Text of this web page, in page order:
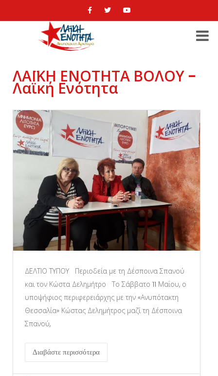
ΛΑΪΚΗ ΕΝΟΤΗΤΑ ΒΟΛΟΥ -
Λαϊκή Ενότητα
ΔΕΛΤΙΟ ΤΥΠΟΥ Περιοδεία με τη Δέσποινα Σπανού
και τον Κώστα Δελημήτρο Το Σάββατο 11 Μαΐου, ο
υποψήφιος περιφερειάρχης με την «Ανυπότακτη
Θεσσαλία» Κώστας Δελημήτρος μαζί τη Δέσποινα
Σπανού,
Διαβάστε περισσότερα